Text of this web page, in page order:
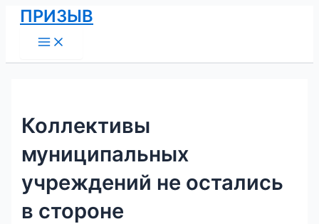
Перейти
содержимому
ПРИЗЫВ
Menu
Коллективы
муниципальных
учреждений не остались
в стороне
Навигация
по
записям